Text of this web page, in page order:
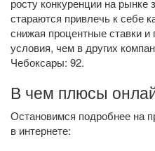
росту конкуренции на
стараются привлечь к себе
снижая процентные ставки
условия, чем в других
Чебоксары: 92.
В чем плюсы
Остановимся подробнее на
в интернете: